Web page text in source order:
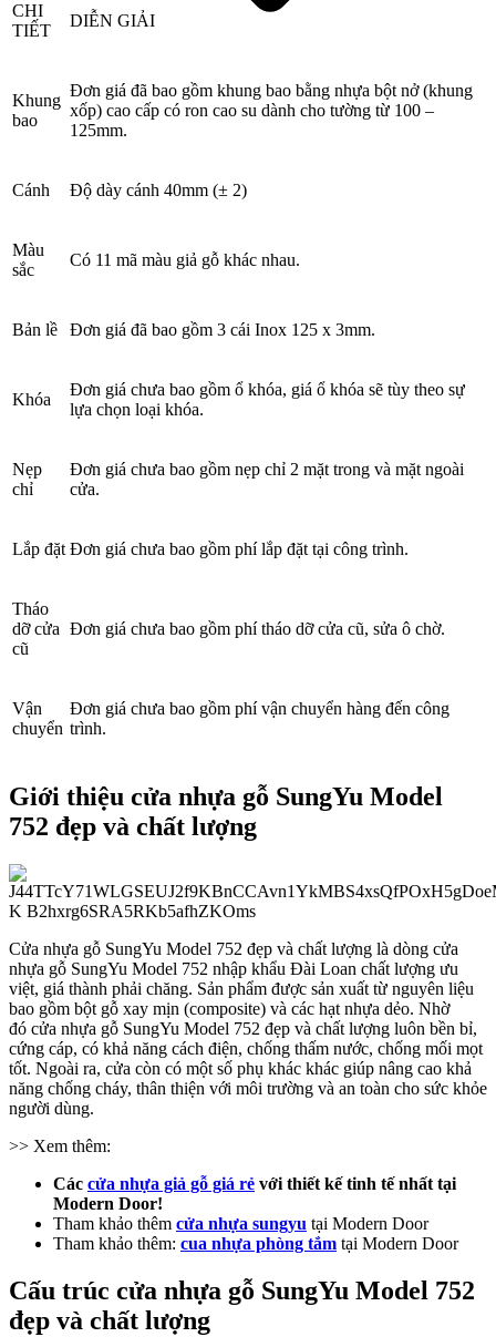
Hồ sơ năng lực
CHI
TIẾT
DIỄN GIẢI
Khung
bao
Đơn giá đã bao gồm khung bao bằng nhựa bột nở (khung
xốp) cao cấp có ron cao su dành cho tường từ 100 –
125mm.
Cánh Độ dày cánh 40mm (± 2)
Màu
sắc
Có 11 mã màu giả gỗ khác nhau.
Bản lề Đơn giá đã bao gồm 3 cái Inox 125 x 3mm.
Khóa
Đơn giá chưa bao gồm ổ khóa, giá ổ khóa sẽ tùy theo sự
lựa chọn loại khóa.
Nẹp
chỉ
Đơn giá chưa bao gồm nẹp chỉ 2 mặt trong và mặt ngoài
cửa.
Lắp đặt Đơn giá chưa bao gồm phí lắp đặt tại công trình.
Tháo
dỡ cửa
cũ
Đơn giá chưa bao gồm phí tháo dỡ cửa cũ, sửa ô chờ.
Vận
chuyển
Đơn giá chưa bao gồm phí vận chuyển hàng đến công
trình.
Giới thiệu cửa nhựa gỗ SungYu Model
752 đẹp và chất lượng
Cửa nhựa gỗ SungYu Model 752 đẹp và chất lượng là dòng cửa
nhựa gỗ SungYu Model 752 nhập khẩu Đài Loan chất lượng ưu
việt, giá thành phải chăng. Sản phẩm được sản xuất từ nguyên liệu
bao gồm bột gỗ xay mịn (composite) và các hạt nhựa dẻo. Nhờ
đó cửa nhựa gỗ SungYu Model 752 đẹp và chất lượng luôn bền bỉ,
cứng cáp, có khả năng cách điện, chống thấm nước, chống mối mọt
tốt. Ngoài ra, cửa còn có một số phụ khác khác giúp nâng cao khả
năng chống cháy, thân thiện với môi trường và an toàn cho sức khỏe
người dùng.
>> Xem thêm:
Các cửa nhựa giả gỗ giá rẻ với thiết kế tinh tế nhất tại
Modern Door!
Tham khảo thêm cửa nhựa sungyu tại Modern Door
Tham khảo thêm: cua nhựa phòng tắm tại Modern Door
Cấu trúc cửa nhựa gỗ SungYu Model 752
đẹp và chất lượng